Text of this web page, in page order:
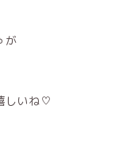
が
しいね♡